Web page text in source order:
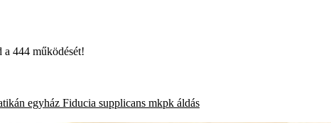
a 444 működését!
egyház Fiducia supplicans mkpk áldás